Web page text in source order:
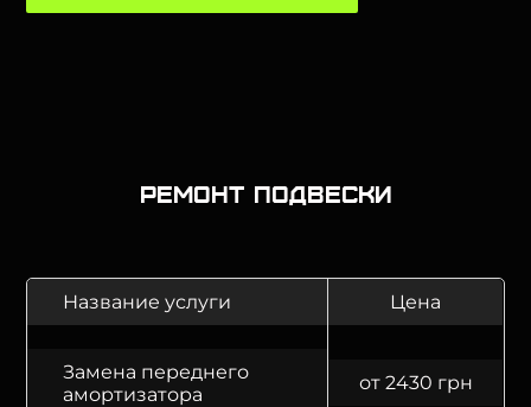
Ремонт подвески
Название услуги Цена
Замена переднего
амортизатора
от 2430 грн